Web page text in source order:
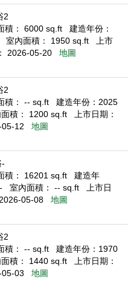
2
積： 6000 sq.ft
建造年份：
室內面積： 1950 sq.ft
上市
2026-05-20
地圖
2
積： -- sq.ft
建造年份：2025
積： 1200 sq.ft
上市日期：
12
地圖
-
積： 16201 sq.ft
建造年
室內面積： -- sq.ft
上市日
05-08
地圖
2
積： -- sq.ft
建造年份：1970
積： 1440 sq.ft
上市日期：
03
地圖